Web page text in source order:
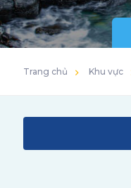
Trang chủ Khu vực